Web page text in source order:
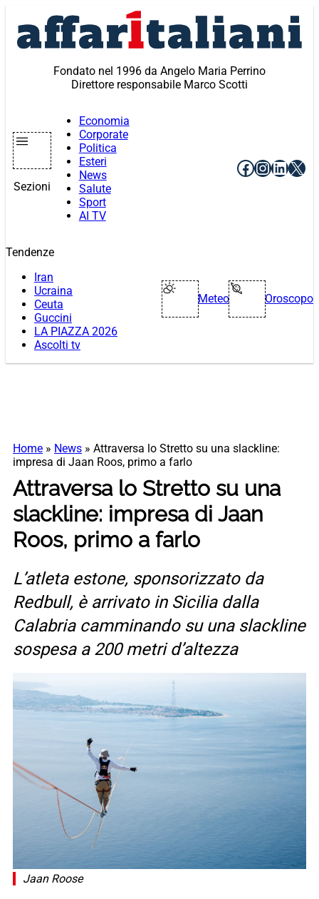
contenuto
Fondato nel 1996 da Angelo Maria Perrino
Direttore responsabile Marco Scotti
Sezioni
Economia
Corporate
Politica
Esteri
News
Salute
Sport
AI TV
Facebook
X
Tendenze
Iran
Ucraina
Ceuta
Guccini
LA PIAZZA 2026
Ascolti tv
Meteo Oroscopo
Home » News » Attraversa lo Stretto su una slackline:
impresa di Jaan Roos, primo a farlo
Attraversa lo Stretto su una
slackline: impresa di Jaan
Roos, primo a farlo
L’atleta estone, sponsorizzato da
Redbull, è arrivato in Sicilia dalla
Calabria camminando su una slackline
sospesa a 200 metri d’altezza
Jaan Roose